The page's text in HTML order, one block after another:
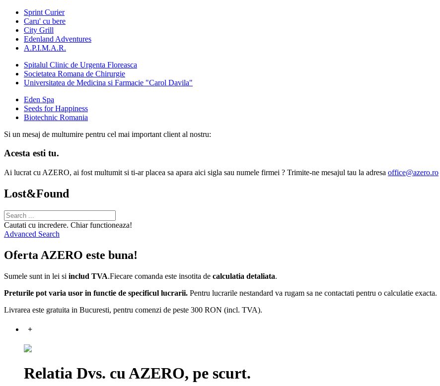
Sprint Curier
Caru' cu bere
City Grill
Edenland Adventures
A.P.I.M.A.R.
Spitalul Clinic de Urgenta Floreasca
Societatea Romana de Chirurgie
Universitatea de Medicina si Farmacie "Carol Davila"
Eden Spa
Seeds for Happiness
Biotechnic Romania
Si un mesaj de multumire pentru cel mai important client al nostru:
Acesta esti tu.
Ai lucrat cu AZERO, ai fost multumit si ti-ar placea sa apara aici sigla sau numele firmei ? Trimite-ne mesajul tau la adresa office@azero.ro
Lost&Found
Cautati cu incredere. Chiar functioneaza!
Advanced Search
Oferta AZERO este buna!
Sumele sunt in lei si includ TVA.Fiecare comanda este insotita de calculatia detaliata.
Preturile pot varia usor in functie de specificul lucrarii. Pentru lucrarile nestandard va rugam sa ne contactati pentru o calculatie exacta.
Livrarea este gratuita in Bucuresti, pentru comenzi de peste 300 RON (incl. TVA).
+
Relatia Dvs. cu AZERO, pe scurt.